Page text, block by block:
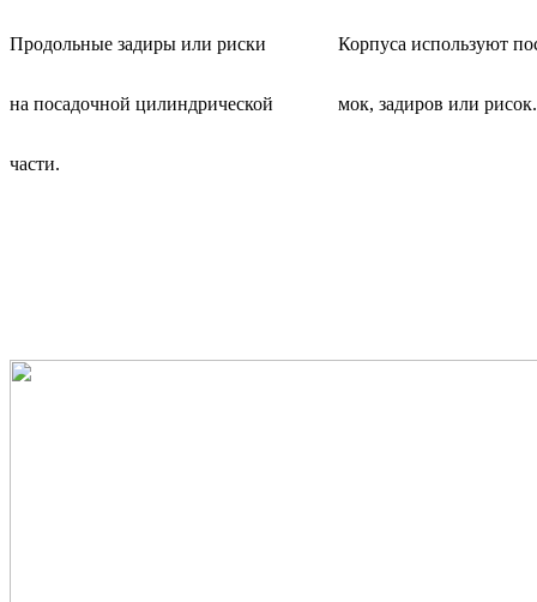
Продольные задиры или риски Корпуса используют
на посадочной цилиндрической мок, задиров или рисок.
части.